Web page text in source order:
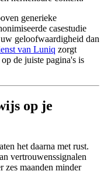
generieke
casestudie
geloofwaardigheid dan
van Luniq zorgt
de juiste pagina's is
op je
het daarna met rust.
vertrouwenssignalen
zes maanden minder